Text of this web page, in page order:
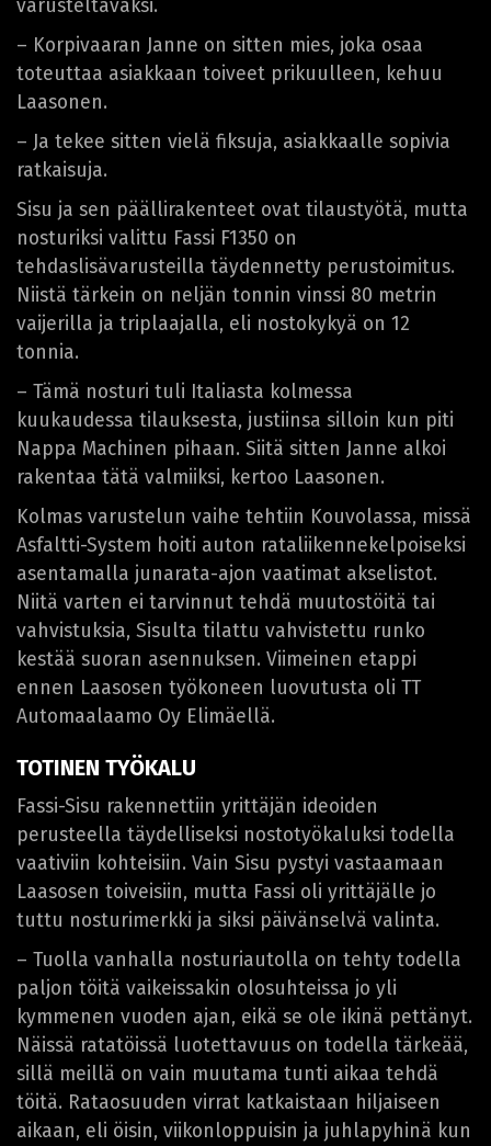
varusteltavaksi.
– Korpivaaran Janne on sitten mies, joka osaa
toteuttaa asiakkaan toiveet prikuulleen, kehuu
Laasonen.
– Ja tekee sitten vielä fiksuja, asiakkaalle sopivia
ratkaisuja.
Sisu ja sen päällirakenteet ovat tilaustyötä, mutta
nosturiksi valittu Fassi F1350 on
tehdaslisävarusteilla täydennetty perustoimitus.
Niistä tärkein on neljän tonnin vinssi 80 metrin
vaijerilla ja triplaajalla, eli nostokykyä on 12
tonnia.
– Tämä nosturi tuli Italiasta kolmessa
kuukaudessa tilauksesta, justiinsa silloin kun piti
Nappa Machinen pihaan. Siitä sitten Janne alkoi
rakentaa tätä valmiiksi, kertoo Laasonen.
Kolmas varustelun vaihe tehtiin Kouvolassa, missä
Asfaltti-System hoiti auton rataliikennekelpoiseksi
asentamalla junarata-ajon vaatimat akselistot.
Niitä varten ei tarvinnut tehdä muutostöitä tai
vahvistuksia, Sisulta tilattu vahvistettu runko
kestää suoran asennuksen. Viimeinen etappi
ennen Laasosen työkoneen luovutusta oli TT
Automaalaamo Oy Elimäellä.
TOTINEN TYÖKALU
Fassi-Sisu rakennettiin yrittäjän ideoiden
perusteella täydelliseksi nostotyökaluksi todella
vaativiin kohteisiin. Vain Sisu pystyi vastaamaan
Laasosen toiveisiin, mutta Fassi oli yrittäjälle jo
tuttu nosturimerkki ja siksi päivänselvä valinta.
– Tuolla vanhalla nosturiautolla on tehty todella
paljon töitä vaikeissakin olosuhteissa jo yli
kymmenen vuoden ajan, eikä se ole ikinä pettänyt.
Näissä ratatöissä luotettavuus on todella tärkeää,
sillä meillä on vain muutama tunti aikaa tehdä
töitä. Rataosuuden virrat katkaistaan hiljaiseen
aikaan, eli öisin, viikonloppuisin ja juhlapyhinä kun